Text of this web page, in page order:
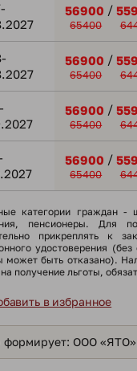
56900 /
65400
56900 /
65400
56900 /
65400
56900 /
65400
категории граждан -
пенсионеры. Для
прикреплять к
удостоверения
может быть отказано).
получение льготы,
в избранное
формирует: ООО «ЯТО»